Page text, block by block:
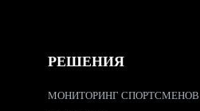
РЕШЕНИЯ
МОНИТОРИНГ СПОРТСМЕНОВ